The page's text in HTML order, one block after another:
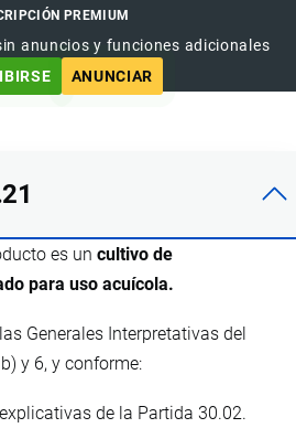
PREMIUM
anuncios y funciones adicionales
ANUNCIAR
es un cultivo de
para uso acuícola.
Generales Interpretativas del
y 6, y conforme:
de la Partida 30.02.